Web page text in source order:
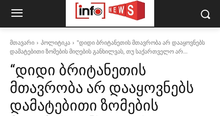
მთავარი პოლიტიკა
"დიდი ბრიტანეთის მთავრობა არ დააყოვნებს
დამატებითი ზომების მიღების განხილვას, თუ საქართველო არ...
“დიდი ბრიტანეთის
მთავრობა არ დააყოვნებს
დამატებითი ზომების